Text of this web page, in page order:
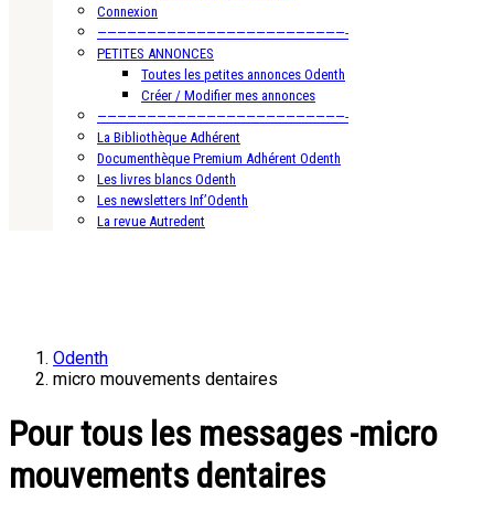
Connexion
—————————————————————————-
PETITES ANNONCES
Toutes les petites annonces Odenth
Créer / Modifier mes annonces
—————————————————————————-
La Bibliothèque Adhérent
Documenthèque Premium Adhérent Odenth
Les livres blancs Odenth
Les newsletters Inf’Odenth
La revue Autredent
Odenth
micro mouvements dentaires
Pour tous les messages -micro
mouvements dentaires